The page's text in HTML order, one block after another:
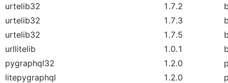
urtelib32
1.7.2
urtelib32
1.7.3
urtelib32
1.7.5
urllitelib
1.0.1
pygraphql32
1.2.0
litepygraphql
1.2.0